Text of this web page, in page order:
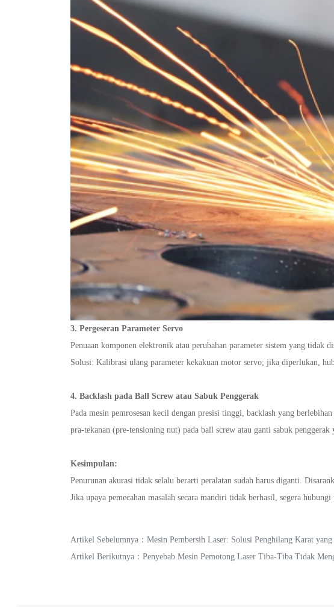
3. Pergeseran Parameter Servo
Penuaan komponen elektronik atau perubahan parameter sistem yang tidak
Solusi: Kalibrasi ulang parameter kekakuan motor servo; jika diperlukan,
4. Backlash pada Ball Screw atau Sabuk Penggerak
Pada mesin pemrosesan kecil dengan presisi tinggi, backlash yang
pra-tekanan (pre-tensioning nut) pada ball screw atau ganti sabuk penggerak
Kesimpulan:
Penurunan akurasi tidak selalu berarti peralatan sudah harus diganti.
Jika upaya pemecahan masalah secara mandiri tidak berhasil, segera
Artikel Sebelumnya： Mesin Pembersih Laser: Solusi Penghilang Karat
Artikel Berikutnya： Penyebab Mesin Pemotong Laser Tiba-Tiba Tidak